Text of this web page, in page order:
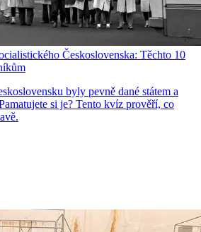
Československa: Těchto 10
byly pevně dané státem a
si je? Tento kvíz prověří, co